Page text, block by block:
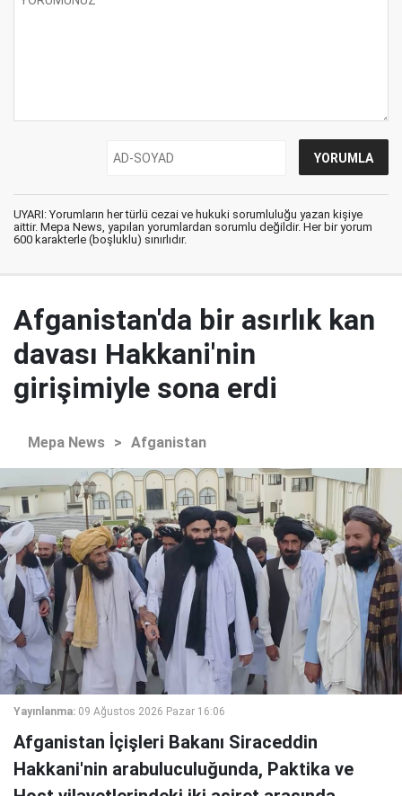
UYARI: Yorumların her türlü cezai ve hukuki sorumluluğu yazan kişiye
aittir. Mepa News, yapılan yorumlardan sorumlu değildir. Her bir yorum
600 karakterle (boşluklu) sınırlıdır.
Afganistan'da bir asırlık kan
davası Hakkani'nin
girişimiyle sona erdi
Mepa News > Afganistan
Yayınlanma: 09 Ağustos 2026 Pazar 16:06
Afganistan İçişleri Bakanı Siraceddin
Hakkani'nin arabuluculuğunda, Paktika ve